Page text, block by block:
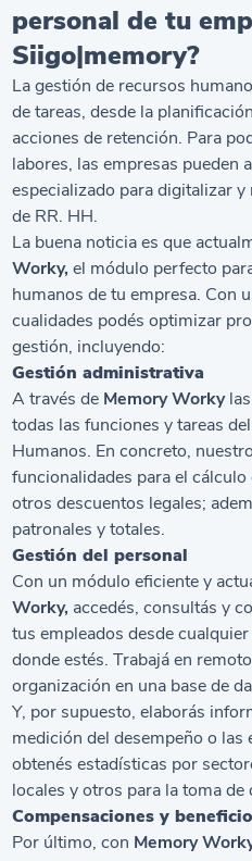
personal de tu
Siigo|memory?
La gestión de recursos
de tareas, desde la
acciones de retención. Para
labores, las empresas pueden
especializado para digitalizar
de RR. HH.
La buena noticia es que
Worky, el módulo perfecto
humanos de tu empresa. Con
cualidades podés optimizar
gestión, incluyendo:
Gestión administrativa
A través de Memory Workylas
todas las funciones y tareas
Humanos. En concreto,
funcionalidades para el
otros descuentos legales;
patronales y totales.
Gestión del personal
Con un módulo eficiente y
Worky, accedés, consultás y
tus empleados desde
donde estés. Trabajá en
organización en una base de
Y, por supuesto, elaborás
medición del desempeño o las
obtenés estadísticas por
locales y otros para la toma
Compensaciones y
Por último, con Memory